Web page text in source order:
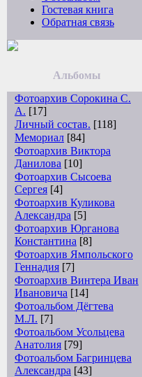
Гостевая книга
Обратная связь
Альбомы
Фотоархив Сорокина С.
А. [17]
Личный состав. [118]
Мемориал [84]
Фотоархив Виктора
Данилова [10]
Фотоархив Сысоева
Сергея [4]
Фотоархив Куликова
Александра [5]
Фотоархив Юрганова
Константина [8]
Фотоархив Ямпольского
Геннадия [7]
Фотоархив Винтера Иван
Ивановича [14]
Фотоальбом Дёгтева
М.Л. [7]
Фотоальбом Усольцева
Анатолия [79]
Фотоальбом Багринцева
Александра [43]